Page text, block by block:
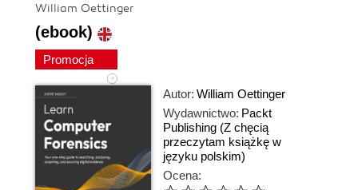
William Oettinger
(ebook)
Promocja
Autor: William Oettinger
Wydawnictwo: Packt
Publishing (Z chęcią
przeczytam książkę w
języku polskim)
Ocena: